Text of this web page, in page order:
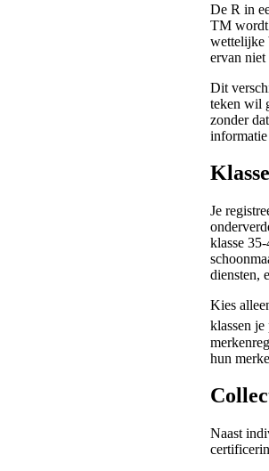
De R in
TM wordt
wettelijke
ervan
Dit
teken wil
zonder
Je
klasse
diensten,
Kies
klassen
hun
Naast